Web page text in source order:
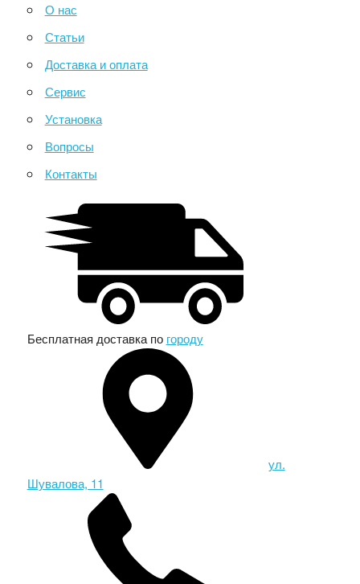
О нас
Статьи
Доставка и оплата
Сервис
Установка
Вопросы
Контакты
Бесплатная доставка по городу
ул.
Шувалова, 11